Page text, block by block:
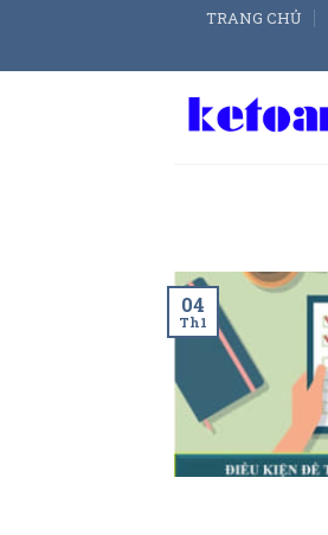
content
TRANG CHỦ
04
Th1